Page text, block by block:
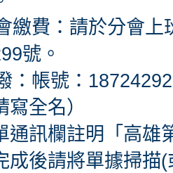
繳費：請於分會
號。
：帳號：
全名）
通訊欄註明「高雄
成後請將單據掃描